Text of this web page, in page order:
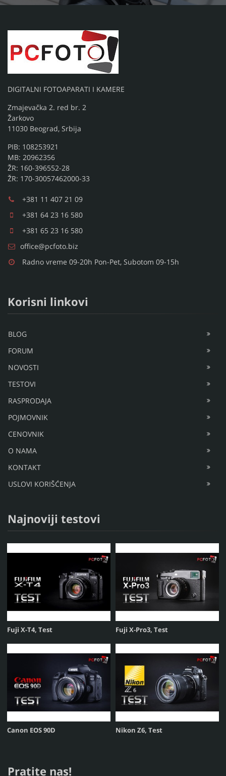
DIGITALNI FOTOAPARATI I KAMERE
Zmajevačka 2. red br. 2
Žarkovo
11030 Beograd, Srbija
PIB: 108253921
MB: 20962356
ŽR: 160-396552-28
ŽR: 170-30057462000-33
+381 11 407 21 09
+381 64 23 16 580
+381 65 23 16 580
office@pcfoto.biz
Radno vreme 09-20h Pon-Pet, Subotom 09-15h
Korisni linkovi
BLOG
FORUM
NOVOSTI
TESTOVI
RASPRODAJA
POJMOVNIK
CENOVNIK
O NAMA
KONTAKT
USLOVI KORIŠĆENJA
Najnoviji testovi
Fuji X-T4, Test Fuji X-Pro3, Test
Canon EOS 90D Nikon Z6, Test
Pratite nas!